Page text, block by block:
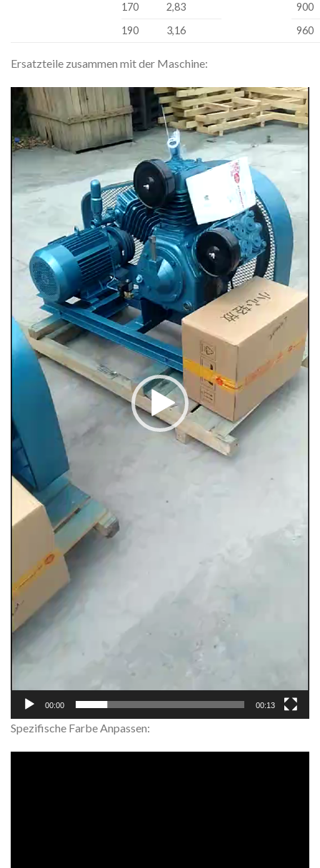
170
2,83
900
190
3,16 960
Ersatzteile zusammen mit der Maschine:
Video
Player
00:00 00:13
Spezifische Farbe Anpassen: